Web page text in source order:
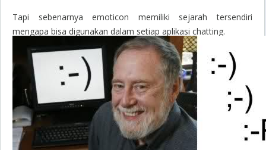
Tapi sebenarnya emoticon memiliki sejarah tersendiri
mengapa bisa digunakan dalam setiap aplikasi chatting.